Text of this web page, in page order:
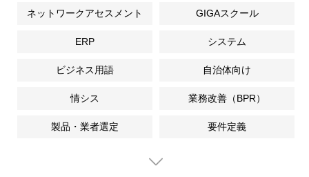
ネットワークアセスメント GIGAスクール
ERP システム
ビジネス用語 自治体向け
情シス 業務改善（BPR）
製品・業者選定 要件定義